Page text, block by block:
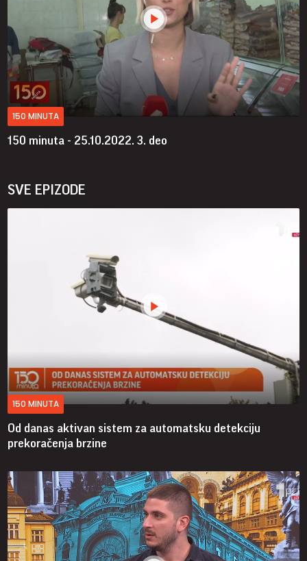
150 MINUTA
150 minuta - 25.10.2022. 3. deo
SVE EPIZODE
150 MINUTA
Od danas aktivan sistem za automatsku detekciju
prekoračenja brzine